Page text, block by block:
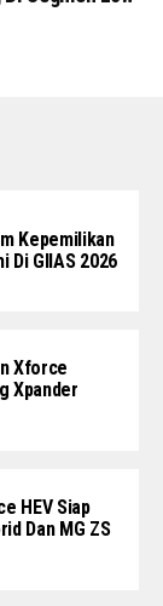
Kepemilikan
Di GIIAS 2026
Xforce
Xpander
HEV Siap
Dan MG ZS